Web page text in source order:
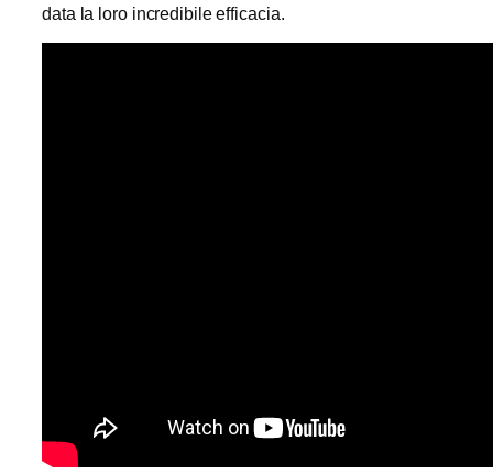
data la loro incredibile efficacia.